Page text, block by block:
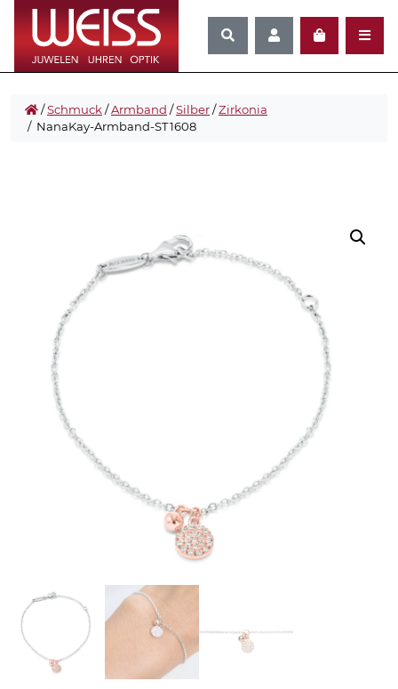
/Schmuck/Armband /Silber/Zirkonia
/ NanaKay-Armband-ST1608